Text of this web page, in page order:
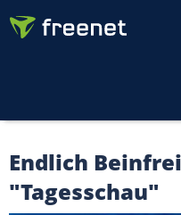
Endlich
"Tagesschau"